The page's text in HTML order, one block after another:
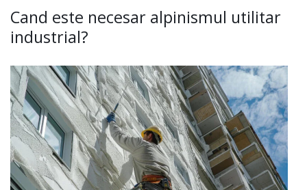
Cand este necesar alpinismul utilitar
industrial?